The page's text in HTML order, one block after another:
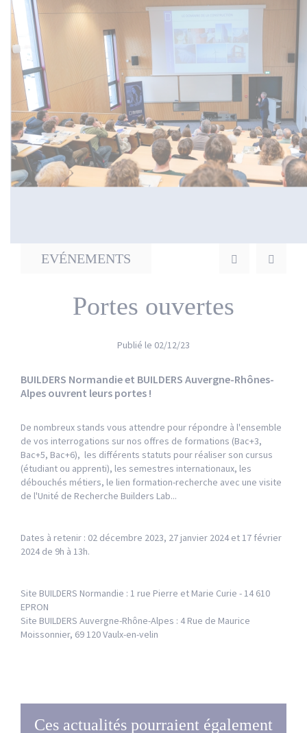
Actualités
Nos partenaires
EVÉNEMENTS
Portes ouvertes
Publié le 02/12/23
BUILDERS Normandie et BUILDERS Auvergne-Rhônes-
Alpes ouvrent leurs portes !
De nombreux stands vous attendre pour répondre à l'ensemble
de vos interrogations sur nos offres de formations (Bac+3,
Bac+5, Bac+6), les différents statuts pour réaliser son cursus
(étudiant ou apprenti), les semestres internationaux, les
débouchés métiers, le lien formation-recherche avec une visite
de l'Unité de Recherche Builders Lab...
Dates à retenir : 02 décembre 2023, 27 janvier 2024 et 17 février
2024 de 9h à 13h.
Site BUILDERS Normandie : 1 rue Pierre et Marie Curie - 14 610
EPRON
Site BUILDERS Auvergne-Rhône-Alpes : 4 Rue de Maurice
Moissonnier, 69 120 Vaulx-en-velin
Ces actualités pourraient également